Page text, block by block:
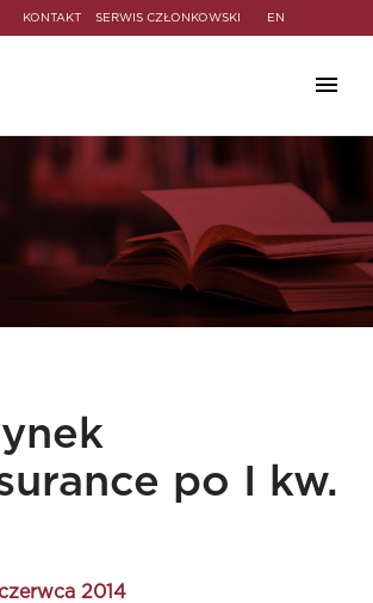
KONTAKT SERWIS CZŁONKOWSKI EN
po I kw.
2014